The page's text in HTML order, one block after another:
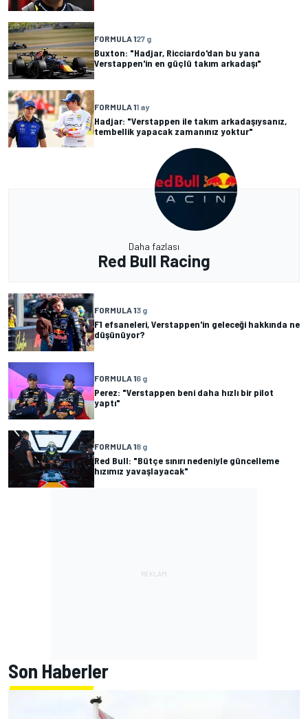
FORMULA 127 g
Buxton: "Hadjar, Ricciardo'dan bu yana
Verstappen'in en güçlü takım arkadaşı"
FORMULA 11 ay
Hadjar: "Verstappen ile takım arkadaşıysanız,
tembellik yapacak zamanınız yoktur"
Daha fazlası
Red Bull Racing
FORMULA 13 g
F1 efsaneleri, Verstappen'in geleceği hakkında ne
düşünüyor?
FORMULA 16 g
Perez: "Verstappen beni daha hızlı bir pilot
yaptı"
FORMULA 18 g
Red Bull: "Bütçe sınırı nedeniyle güncelleme
hızımız yavaşlayacak"
Son Haberler